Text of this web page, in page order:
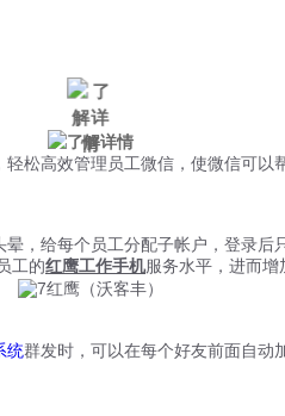
松高效管理员工微信，使微信可以
给每个员工分配子帐户，登录后
工的红鹰工作手机服务水平，进而增
统群发时，可以在每个好友前面自动